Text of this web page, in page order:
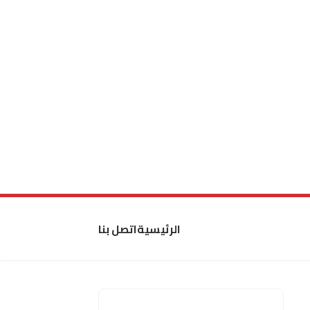
الرئيسيةاتصل بنا